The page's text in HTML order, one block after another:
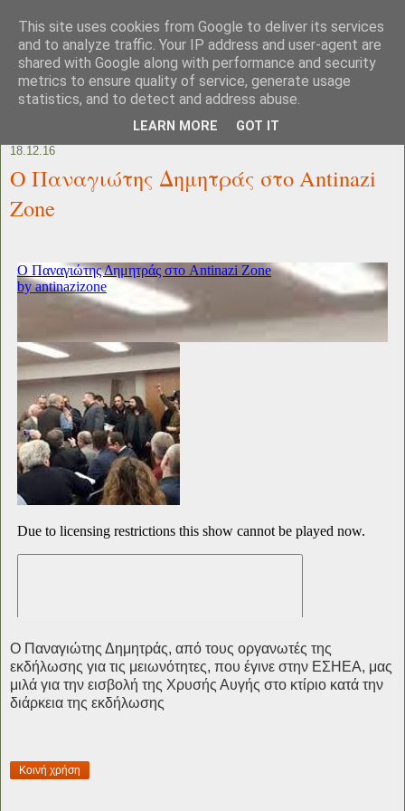
18.12.16
Ο Παναγιώτης Δημητράς στο Antinazi
Zone
Ο Παναγιώτης Δημητράς, από τους οργανωτές της
εκδήλωσης για τις μειωνότητες, που έγινε στην ΕΣΗΕΑ, μας
μιλά για την εισβολή της Χρυσής Αυγής στο κτίριο κατά την
διάρκεια της εκδήλωσης
Κοινή χρήση
This site uses cookies from Google to deliver its services
and to analyze traffic. Your IP address and user-agent are
shared with Google along with performance and security
metrics to ensure quality of service, generate usage
statistics, and to detect and address abuse.
LEARN MORE GOT IT